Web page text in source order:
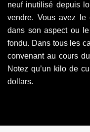
neuf inutilisé depuis
vendre. Vous avez
dans son aspect ou
fondu. Dans tous les
convenant au cours
Notez qu’un kilo de
dollars.